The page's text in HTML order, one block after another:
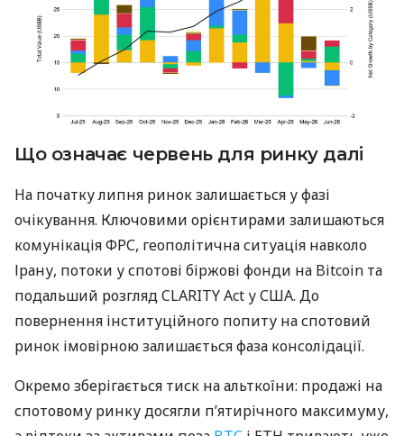
Що означає червень для ринку далі
На початку липня ринок залишається у фазі
очікування. Ключовими орієнтирами залишаються
комунікація ФРС, геополітична ситуація навколо
Ірану, потоки у спотові біржові фонди на Bitcoin та
подальший розгляд CLARITY Act у США. До
повернення інституційного попиту на спотовий
ринок імовірною залишається фаза консолідації.
Окремо зберігається тиск на альткоїни: продажі на
спотовому ринку досягли п’ятирічного максимуму,